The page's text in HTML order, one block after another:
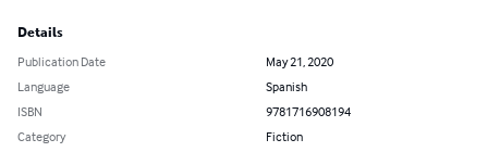
Details
Publication Date
May 21, 2020
Language
Spanish
ISBN
9781716908194
Category
Fiction